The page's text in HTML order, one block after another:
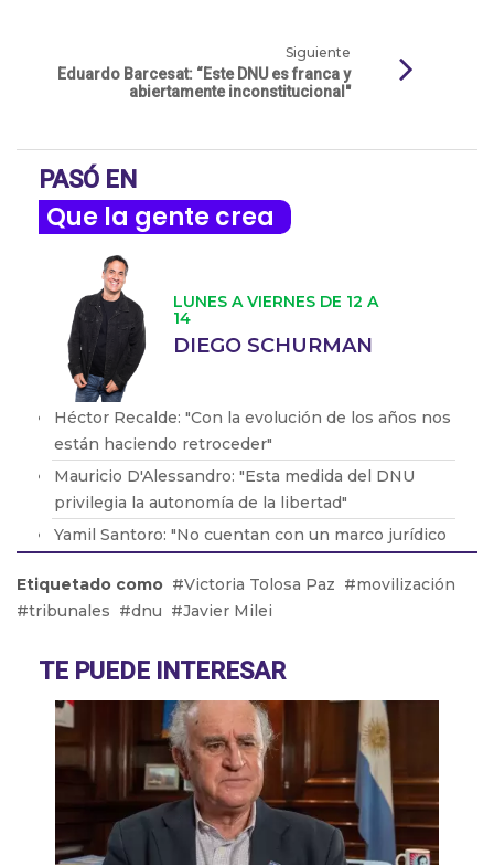
Siguiente
Eduardo Barcesat: “Este DNU es franca y
abiertamente inconstitucional"
PASÓ EN
Que la gente crea
LUNES A VIERNES DE 12 A
14
DIEGO SCHURMAN
Héctor Recalde: "Con la evolución de los años nos
están haciendo retroceder"
Mauricio D'Alessandro: "Esta medida del DNU
privilegia la autonomía de la libertad"
Yamil Santoro: "No cuentan con un marco jurídico
Mario Vacca: "Las empresas llegan a esta
situación donde no lo pueden sostener"
los bolsillos"
Etiquetado como Victoria Tolosa Paz
movilización
tribunales
dnu Javier Milei
TE PUEDE INTERESAR